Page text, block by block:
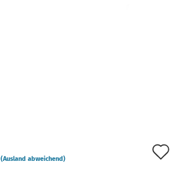
(Ausland abweichend)